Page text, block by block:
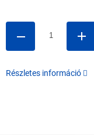
Részletes információ